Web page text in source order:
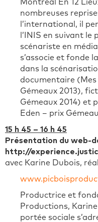
Montréal En 12
nombreuses
l’international, il
l’INIS en suivant
scénariste en
s’associe et fonde
dans la
documentaire
Gémeaux 2013),
Gémeaux 2014) et
Eden – prix
15 h 45 – 16 h 45
Présentation du web-
http://
avec Karine Dubois,
Productrice et
Productions,
portée sociale